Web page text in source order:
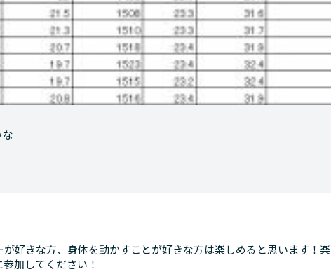
好きな方、身体を動かすことが好きな方は楽しめると思います！楽
加してください！